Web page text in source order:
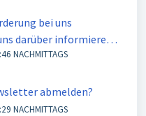
bei uns
darüber informieren
NACHMITTAGS
abmelden?
NACHMITTAGS